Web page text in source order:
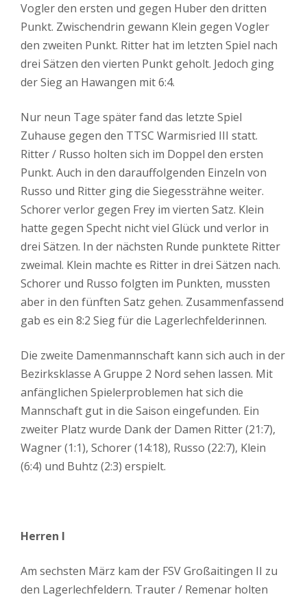
Vogler den ersten und gegen Huber den dritten
Punkt. Zwischendrin gewann Klein gegen Vogler
den zweiten Punkt. Ritter hat im letzten Spiel nach
drei Sätzen den vierten Punkt geholt. Jedoch ging
der Sieg an Hawangen mit 6:4.
Nur neun Tage später fand das letzte Spiel
Zuhause gegen den TTSC Warmisried III statt.
Ritter / Russo holten sich im Doppel den ersten
Punkt. Auch in den darauffolgenden Einzeln von
Russo und Ritter ging die Siegessträhne weiter.
Schorer verlor gegen Frey im vierten Satz. Klein
hatte gegen Specht nicht viel Glück und verlor in
drei Sätzen. In der nächsten Runde punktete Ritter
zweimal. Klein machte es Ritter in drei Sätzen nach.
Schorer und Russo folgten im Punkten, mussten
aber in den fünften Satz gehen. Zusammenfassend
gab es ein 8:2 Sieg für die Lagerlechfelderinnen.
Die zweite Damenmannschaft kann sich auch in der
Bezirksklasse A Gruppe 2 Nord sehen lassen. Mit
anfänglichen Spielerproblemen hat sich die
Mannschaft gut in die Saison eingefunden. Ein
zweiter Platz wurde Dank der Damen Ritter (21:7),
Wagner (1:1), Schorer (14:18), Russo (22:7), Klein
(6:4) und Buhtz (2:3) erspielt.
Herren I
Am sechsten März kam der FSV Großaitingen II zu
den Lagerlechfeldern. Trauter / Remenar holten